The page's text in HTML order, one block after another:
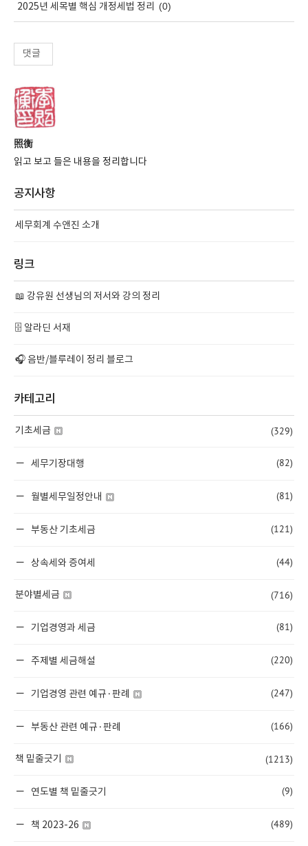
2025년 세목별 핵심 개정세법 정리 (0)
댓글
照衡
읽고 보고 들은 내용을 정리합니다
공지사항
세무회계 수앤진 소개
링크
📖 강유원 선생님의 저서와 강의 정리
🗄️ 알라딘 서재
🎧 음반/블루레이 정리 블로그
카테고리
기초세금 (329)
세무기장대행 (82)
월별세무일정안내 (81)
부동산 기초세금 (121)
상속세와 증여세 (44)
분야별세금 (716)
기업경영과 세금 (81)
주제별 세금해설 (220)
기업경영 관련 예규·판례 (247)
부동산 관련 예규·판례 (166)
책 밑줄긋기 (1213)
연도별 책 밑줄긋기 (9)
책 2023-26 (489)